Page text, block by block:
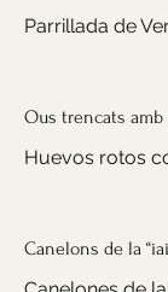
Parrillada de
Ous trencats
Huevos rotos
Canelons de la